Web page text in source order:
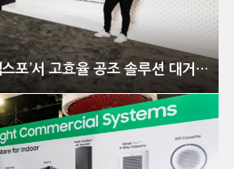
삼성전자,’2023 AHR 엑스포’서 고효율 공조 솔루션 대거 공개